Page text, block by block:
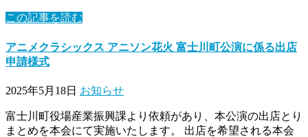
この記事を読む
アニメクラシックス アニソン花火 富士川町公演に係る出店
申請様式
2025年5月18日 お知らせ
富士川町役場産業振興課より依頼があり、本公演の出店とり
まとめを本会にて実施いたします。 出店を希望される本会